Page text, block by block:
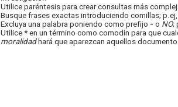
Utilice paréntesis para crear consultas más
Busque frases exactas introduciendo comillas;
Excluya una palabra poniendo como prefijo - o NO;
Utilice *en un término como comodín para que
moralidadhará que aparezcan aquellos